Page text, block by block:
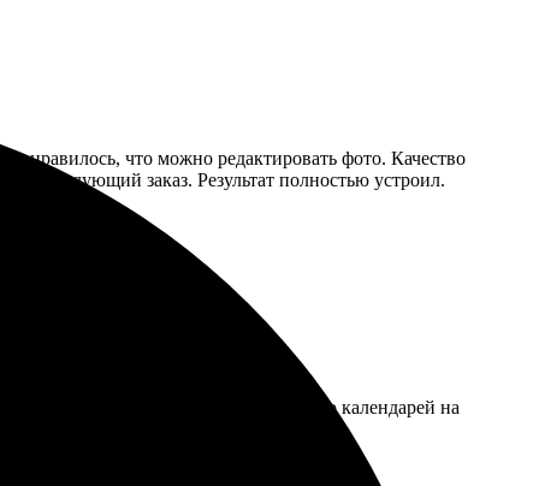
что можно редактировать фото. Качество
на следующий заказ. Результат полностью устроил.
не возникло проблем. Качество календарей на